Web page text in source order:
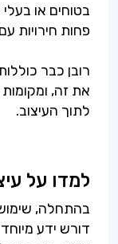
בטוחים או
רובן כבר
את זה,
לתוך העיצוב.
למדו על
דורש ידע